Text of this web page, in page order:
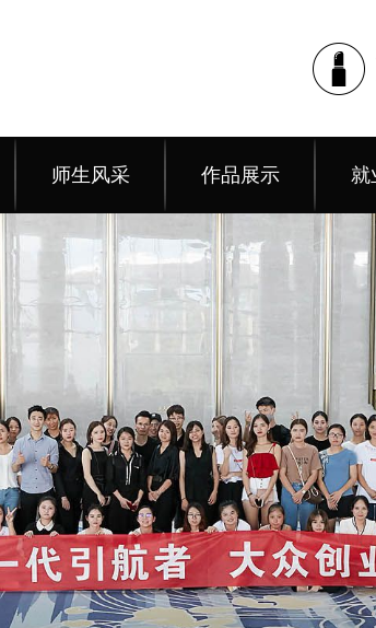
师生风采 作品展示 就